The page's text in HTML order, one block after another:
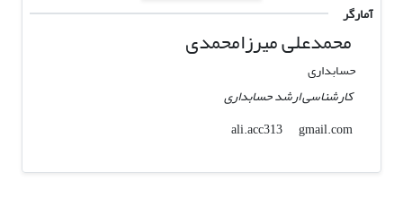
آمارگر
محمدعلی میرزامحمدی
حسابداری
کارشناسی ارشد حسابداری
ali.acc313
gmail.com